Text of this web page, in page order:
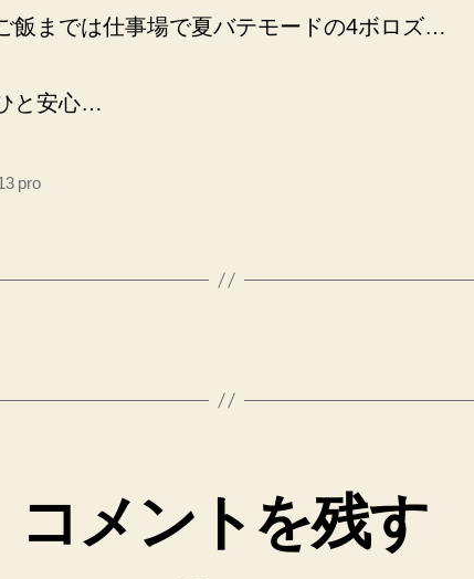
飯までは仕事場で夏バテモードの4ボロズ…
と安心…
pro
コメントを残す